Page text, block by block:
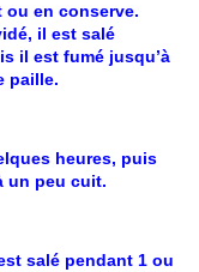
en conserve.
il est salé
il est fumé jusqu’à
paille.
heures, puis
un peu cuit.
salé pendant 1 ou